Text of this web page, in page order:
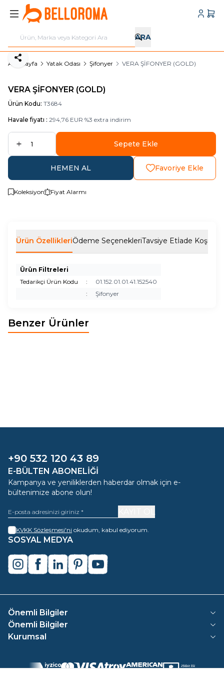
ARA
Ana Sayfa Yatak Odası Şifonyer VERA ŞİFONYER (GOLD)
Paylaş
VERA ŞİFONYER (GOLD)
Ürün Kodu: T3684
Havale fiyatı : 294,76 EUR %3 extra indirim
Sepete Ekle
HEMEN AL Favoriye Ekle
Koleksiyon Fiyat Alarmı
Ürün ÖzellikleriÖdeme SeçenekleriTavsiye Etİade Koşulları
Ürün Filtreleri
Tedarikçi Ürün Kodu
:
01.152.01.01.41.152540
:
Şifonyer
Benzer Ürünler
+90 532 120 43 89
E-BÜLTEN ABONELIĞI
Kampanya ve yeniliklerden haberdar olmak için e-
bültenimize abone olun!
KVKK Sözleşmesi'ni okudum, kabul ediyorum.
SOSYAL MEDYA
instagramfacebooklinkedinpinterestyoutube
Önemli Bilgiler
Önemli Bilgiler
Kurumsal